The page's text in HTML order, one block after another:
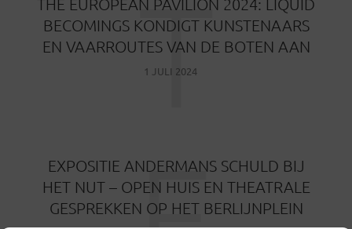
THE EUROPEAN PAVILION 2024: LIQUID
BECOMINGS KONDIGT KUNSTENAARS
EN VAARROUTES VAN DE BOTEN AAN
1 JULI 2024
T
EXPOSITIE ANDERMANS SCHULD BIJ
HET NUT – OPEN HUIS EN THEATRALE
GESPREKKEN OP HET BERLIJNPLEIN